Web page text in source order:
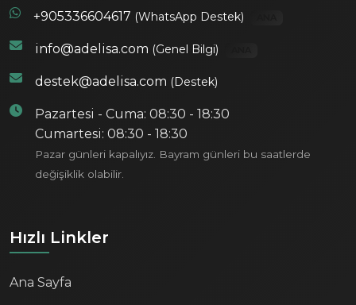
+905336604617 (WhatsApp Destek)
info@adelisa.com (Genel Bilgi)
destek@adelisa.com (Destek)
Pazartesi - Cuma: 08:30 - 18:30
Cumartesi: 08:30 - 18:30
Pazar günleri kapalıyız. Bayram günleri bu saatlerde
değişiklik olabilir.
Hızlı Linkler
Ana Sayfa